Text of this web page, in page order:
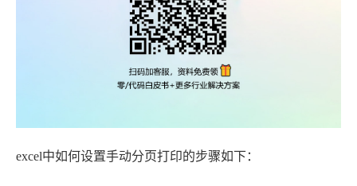
excel中如何设置手动分页打印的步骤如下：